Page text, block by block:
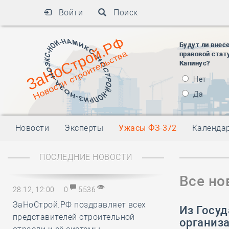
Войти Поиск
Будут ли
правовой
Капинус?
Нет
Да
Новости Эксперты Ужасы ФЗ-372
ПОСЛЕДНИЕ НОВОСТИ
28.12, 12:00 0 5536
ЗаНоСтрой.РФ поздравляет всех
представителей строительной
Все
Из